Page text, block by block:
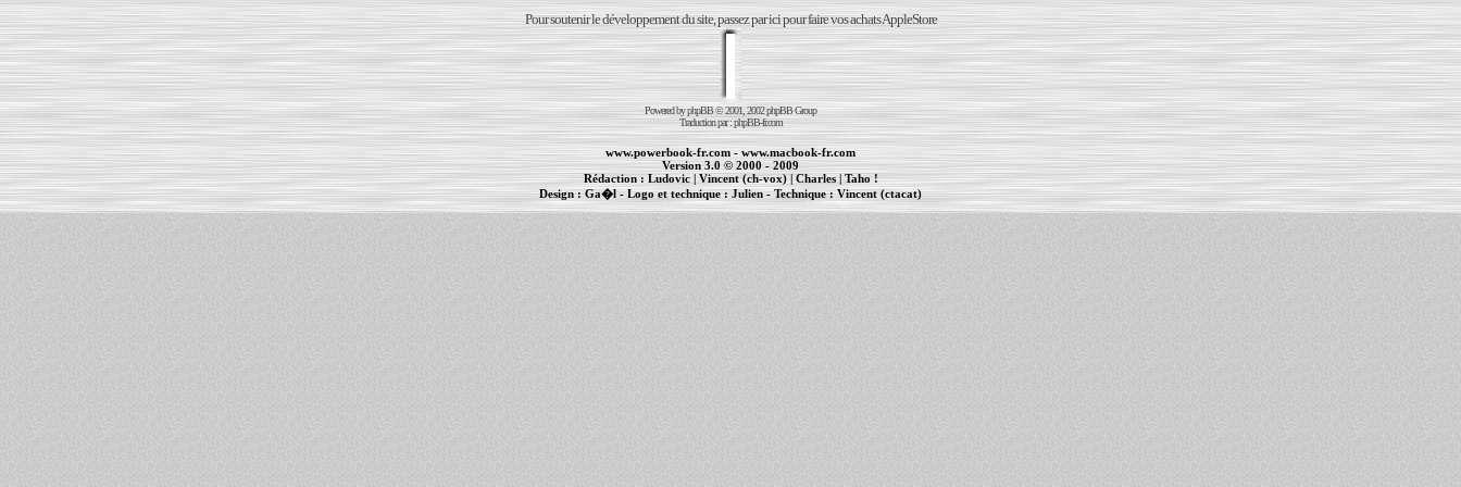
Pour soutenir le développement du site, passez par ici pour faire vos achats AppleStore
Powered byphpBB© 2001, 2002 phpBB Group
Traduction par :phpBB-fr.com
www.powerbook-fr.com - www.macbook-fr.com
Version 3.0 © 2000 - 2009
Rédaction : Ludovic|Vincent (ch-vox)| Charles|Taho !
Design :Ga�l - Logo et technique : Julien - Technique :Vincent (ctacat)
| | cr�ation de sites Internet